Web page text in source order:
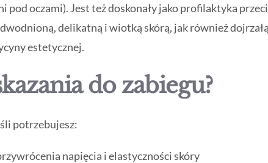
pod oczami). Jest też doskonały jako profilaktyka
delikatną i wiotką skórą, jak również
estetycznej.
do zabiegu?
potrzebujesz:
napięcia i elastyczności skóry